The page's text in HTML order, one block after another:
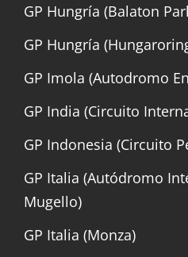
GP Hungría (Balaton
GP Hungría
GP Imola (Autodromo
GP India (Circuito
GP Indonesia (Circuito
GP Italia (Autódromo
Mugello)
GP Italia (Monza)